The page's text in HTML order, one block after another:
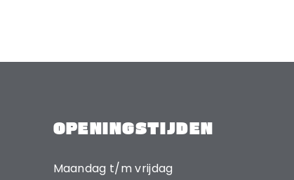
OPENINGSTIJDEN
Maandag t/m vrijdag